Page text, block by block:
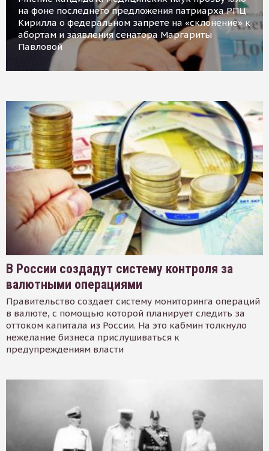
на фоне последнего предложения патриарха РПЦ
Кирилла о федеральном запрете на «склонение» к
абортам и заявления сенатора Маргариты
Павловой
В России создадут систему контроля за
валютными операциями
Правительство создает систему мониторинга операций
в валюте, с помощью которой планирует следить за
оттоком капитала из России. На это кабмин толкнуло
нежелание бизнеса прислушиваться к
предупреждениям власти